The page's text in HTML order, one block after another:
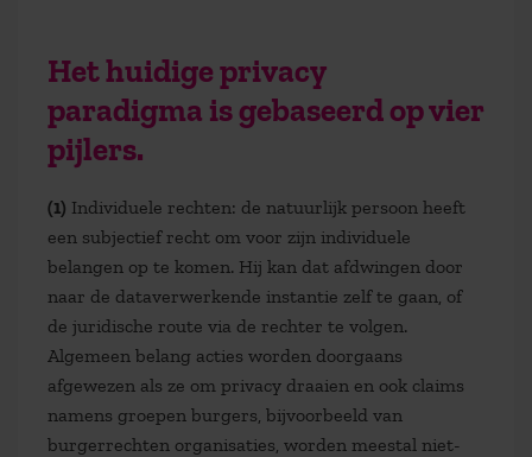
Het huidige privacy
paradigma is gebaseerd op vier
pijlers.
(1) Individuele rechten: de natuurlijk persoon heeft
een subjectief recht om voor zijn individuele
belangen op te komen. Hij kan dat afdwingen door
naar de dataverwerkende instantie zelf te gaan, of
de juridische route via de rechter te volgen.
Algemeen belang acties worden doorgaans
afgewezen als ze om privacy draaien en ook claims
namens groepen burgers, bijvoorbeeld van
burgerrechten organisaties, worden meestal niet-